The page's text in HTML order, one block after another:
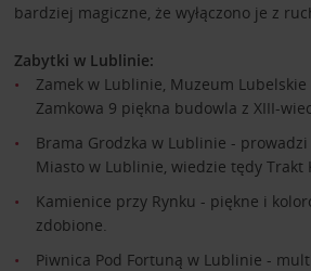
bardziej magiczne, że wyłączono je z
Zabytki w Lublinie:
Zamek w Lublinie, Muzeum Lubelskie
Zamkowa 9 piękna budowla z XIII-
Brama Grodzka w Lublinie -
Miasto w Lublinie, wiedzie tędy Trakt
Kamienice przy Rynku - piękne i
zdobione.
Piwnica Pod Fortuną w Lublinie -